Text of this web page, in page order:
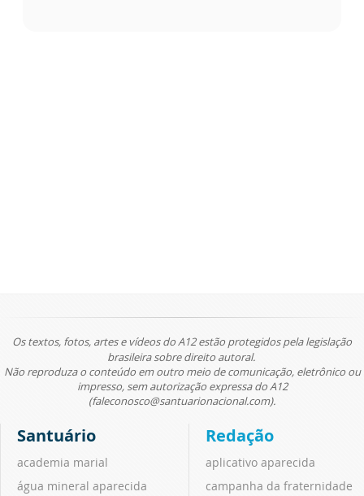
Os textos, fotos, artes e vídeos do A12 estão protegidos pela legislação
brasileira sobre direito autoral.
Não reproduza o conteúdo em outro meio de comunicação, eletrônico ou
impresso, sem autorização expressa do A12
(faleconosco@santuarionacional.com).
Santuário
academia marial
água mineral aparecida
Redação
aplicativo aparecida
campanha da fraternidade